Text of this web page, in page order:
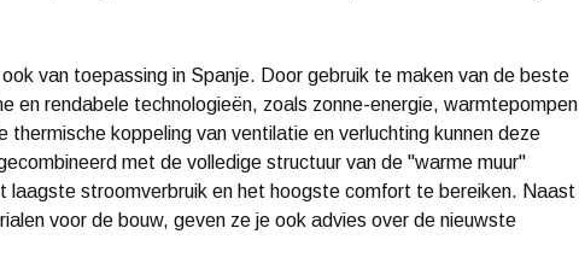
van toepassing in Spanje. Door gebruik te maken van de beste
en rendabele technologieën, zoals zonne-energie, warmtepompen
koppeling van ventilatie en verluchting kunnen deze
met de volledige structuur van de "warme muur"
laagste stroomverbruik en het hoogste comfort te bereiken. Naast
voor de bouw, geven ze je ook advies over de nieuwste